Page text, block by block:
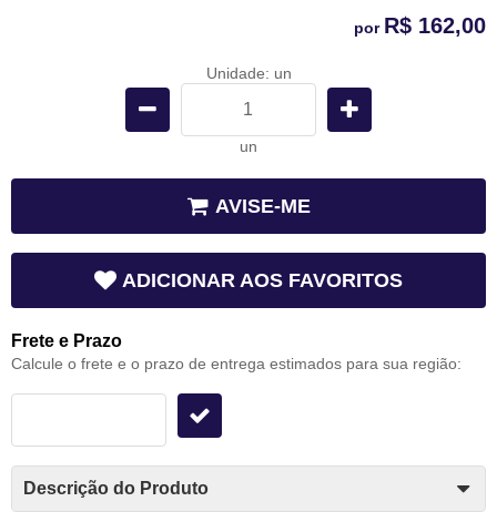
por R$ 162,00
Unidade: un
un
AVISE-ME
ADICIONAR AOS FAVORITOS
Frete e Prazo
Calcule o frete e o prazo de entrega estimados para sua região:
Descrição do Produto